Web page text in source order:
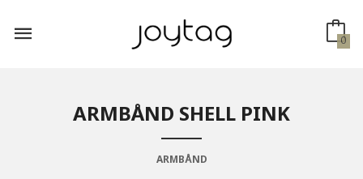
innholdet
0
ARMBÅND SHELL PINK
ARMBÅND